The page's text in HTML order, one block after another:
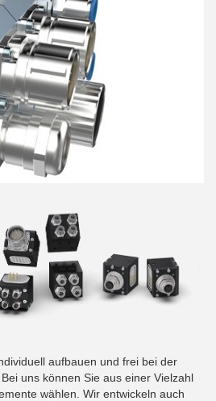
aufbauen und frei bei der
uns können Sie aus einer Vielzahl
wählen. Wir entwickeln auch